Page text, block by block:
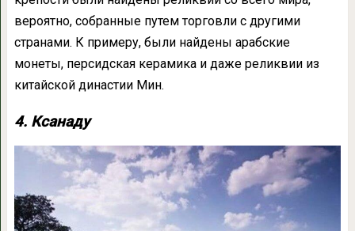
вероятно, собранные путем торговли с другими
странами. К примеру, были найдены арабские
монеты, персидская керамика и даже реликвии из
китайской династии Мин.
4. Ксанаду